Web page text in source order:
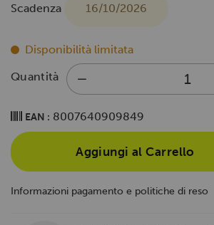
Scadenza 16/10/2026
Disponibilità limitata
Quantità
EAN : 8007640909849
Aggiungi al Carrello
Informazioni pagamento e politiche di reso